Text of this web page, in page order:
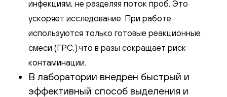
инфекциям, не разделяя поток проб. Это
ускоряет исследование. При работе
используются только готовые реакционные
смеси (ГРС,) что в разы сокращает риск
контаминации.
В лаборатории внедрен быстрый и
эффективный способ выделения и